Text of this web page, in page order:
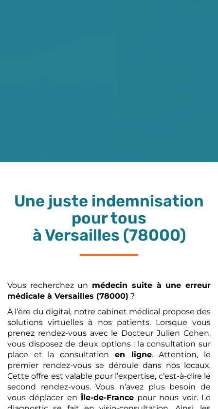
Une juste indemnisation
pour tous
à Versailles (78000)
Vous recherchez un médecin suite à une erreur
médicale à Versailles (78000) ?
À l’ère du digital, notre cabinet médical propose des
solutions virtuelles à nos patients. Lorsque vous
prenez rendez-vous avec le Docteur Julien Cohen,
vous disposez de deux options : la consultation sur
place et la consultation en ligne. Attention, le
premier rendez-vous se déroule dans nos locaux.
Cette offre est valable pour l’expertise, c’est-à-dire le
second rendez-vous. Vous n’avez plus besoin de
vous déplacer enÎle-de-Francepour nous voir. Le